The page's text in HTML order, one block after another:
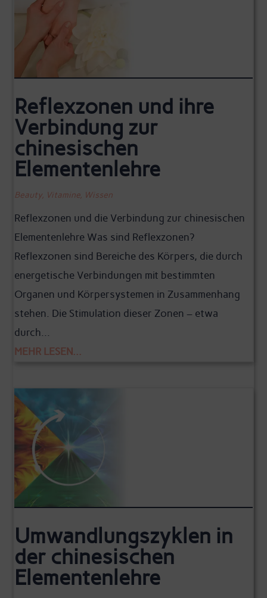
Reflexzonen und ihre
Verbindung zur
chinesischen
Elementenlehre
Beauty, Vitamine, Wissen
Reflexzonen und die Verbindung zur chinesischen
Elementenlehre Was sind Reflexzonen?
Reflexzonen sind Bereiche des Körpers, die durch
energetische Verbindungen mit bestimmten
Organen und Körpersystemen in Zusammenhang
stehen. Die Stimulation dieser Zonen – etwa
durch...
MEHR LESEN...
Umwandlungszyklen in
der chinesischen
Elementenlehre